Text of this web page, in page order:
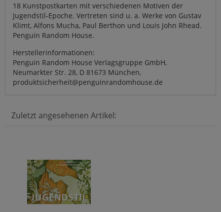
18 Kunstpostkarten mit verschiedenen Motiven der
Jugendstil-Epoche. Vertreten sind u. a. Werke von Gustav
Klimt, Alfons Mucha, Paul Berthon und Louis John Rhead.
Penguin Random House.
Herstellerinformationen:
Penguin Random House Verlagsgruppe GmbH,
Neumarkter Str. 28, D 81673 München,
produktsicherheit@penguinrandomhouse.de
Zuletzt angesehenen Artikel: